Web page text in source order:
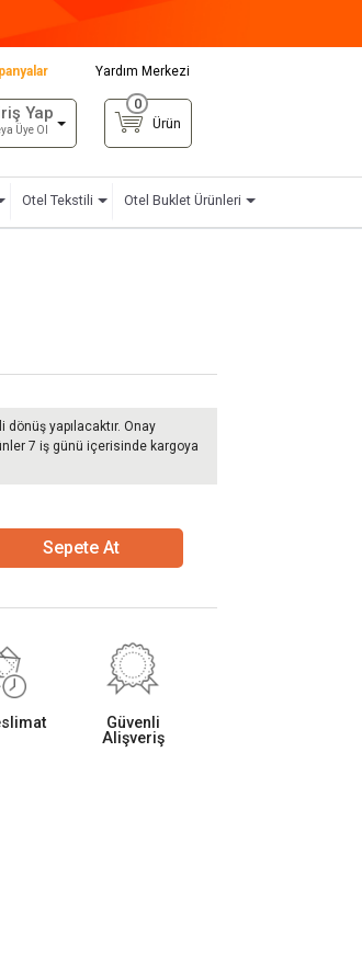
Yardım Merkezi
0
Ürün
Yap
Üye Ol
Otel Tekstili Otel Buklet Ürünleri
yapılacaktır. Onay
7 iş günü içerisinde kargoya
Sepete At
Güvenli
Alişveriş